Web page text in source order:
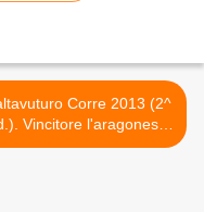
Corre 2013 (2^
Vincitore l'aragonese
Un buon successo